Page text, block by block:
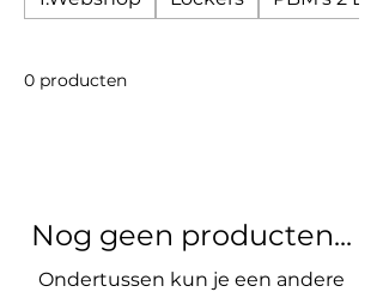
0 producten
Nog geen producten...
Ondertussen kun je een andere